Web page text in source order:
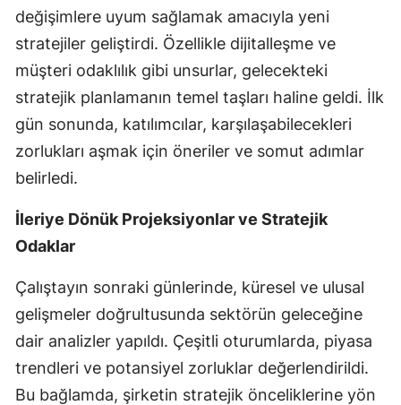
İzmir
Kars
Kastamonu
Kayseri
Kırklareli
Kütahya
Malatya
Manisa
değişimlere uyum sağlamak amacıyla yeni
stratejiler geliştirdi. Özellikle dijitalleşme ve
müşteri odaklılık gibi unsurlar, gelecekteki
stratejik planlamanın temel taşları haline geldi. İlk
gün sonunda, katılımcılar, karşılaşabilecekleri
zorlukları aşmak için öneriler ve somut adımlar
belirledi.
İleriye Dönük Projeksiyonlar ve Stratejik
Odaklar
Çalıştayın sonraki günlerinde, küresel ve ulusal
gelişmeler doğrultusunda sektörün geleceğine
dair analizler yapıldı. Çeşitli oturumlarda, piyasa
trendleri ve potansiyel zorluklar değerlendirildi.
Bu bağlamda, şirketin stratejik önceliklerine yön